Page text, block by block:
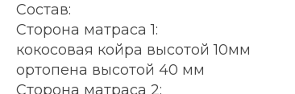
Состав:
Сторона матраса 1:
кокосовая койра высотой 10мм
ортопена высотой 40 мм
Сторона матраса 2: